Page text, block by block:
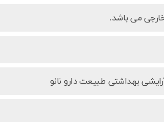
می باشد.
بهداشتی طبیعت دارو نانو